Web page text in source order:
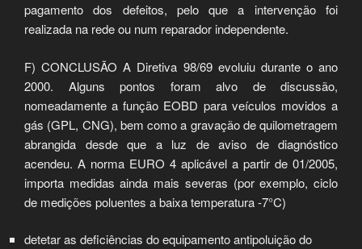
pagamento dos defeitos, pelo que a intervenção foi
realizada na rede ou num reparador independente.
F) CONCLUSÃO A Diretiva 98/69 evoluiu durante o ano
2000. Alguns pontos foram alvo de discussão,
nomeadamente a função EOBD para veículos movidos a
gás (GPL, CNG), bem como a gravação de quilometragem
abrangida desde que a luz de aviso de diagnóstico
acendeu. A norma EURO 4 aplicável a partir de 01/2005,
importa medidas ainda mais severas (por exemplo, ciclo
de medições poluentes a baixa temperatura -7°C)
detetar as deficiências do equipamento antipoluição do